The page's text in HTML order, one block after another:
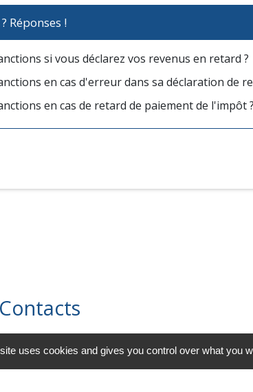
Réponses !
si vous déclarez vos revenus en retard ?
en cas d'erreur dans sa déclaration de
en cas de retard de paiement de l'impôt ?
uses cookies and gives you control over what you